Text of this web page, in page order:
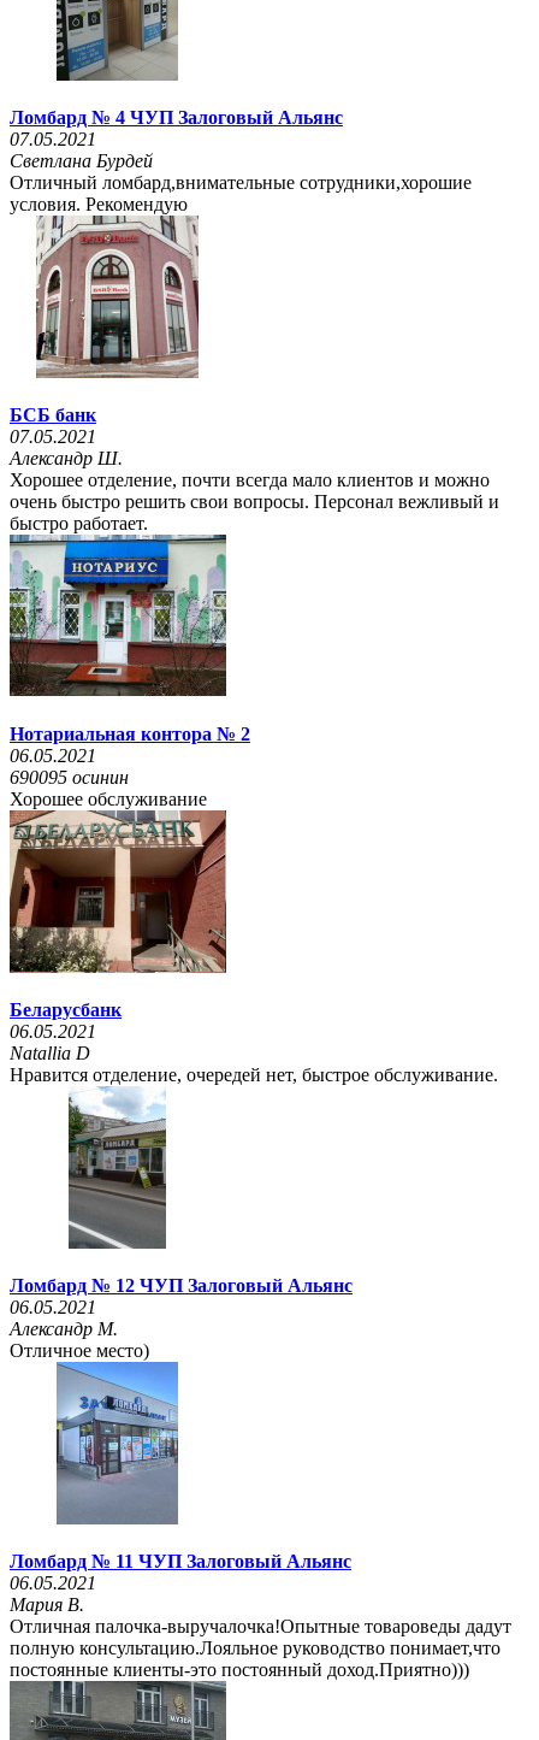
Ломбард № 4 ЧУП Залоговый Альянс
07.05.2021
Светлана Бурдей
Отличный ломбард,внимательные сотрудники,хорошие
условия. Рекомендую
БСБ банк
07.05.2021
Александр Ш.
Хорошее отделение, почти всегда мало клиентов и можно
очень быстро решить свои вопросы. Персонал вежливый и
быстро работает.
Нотариальная контора № 2
06.05.2021
690095 осинин
Хорошее обслуживание
Беларусбанк
06.05.2021
Natallia D
Нравится отделение, очередей нет, быстрое обслуживание.
Ломбард № 12 ЧУП Залоговый Альянс
06.05.2021
Александр М.
Отличное место)
Ломбард № 11 ЧУП Залоговый Альянс
06.05.2021
Мария В.
Отличная палочка-выручалочка!Опытные товароведы дадут
полную консультацию.Лояльное руководство понимает,что
постоянные клиенты-это постоянный доход.Приятно)))